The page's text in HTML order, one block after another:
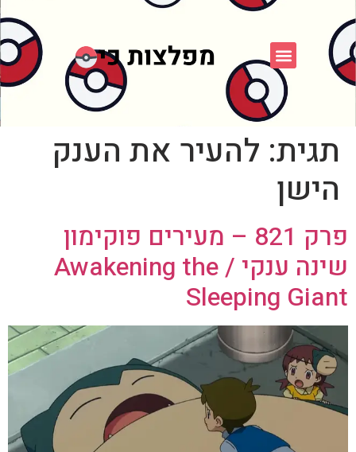
תגית: להעיר את הענק
הישן
פרק 821 – מעירים פוקימון
שינה ענקי / Awakening the
Sleeping Giant